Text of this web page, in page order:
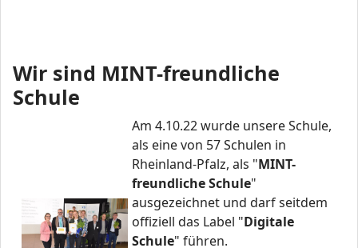
Wir sind MINT-freundliche
Schule
Am 4.10.22 wurde unsere Schule,
als eine von 57 Schulen in
Rheinland-Pfalz, als "MINT-
freundliche Schule"
ausgezeichnet und darf seitdem
offiziell das Label "Digitale
Schule" führen.